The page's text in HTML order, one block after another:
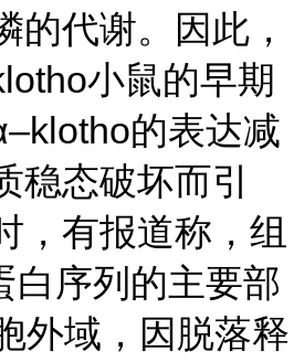
的代谢。因此，
小鼠的早期
的表达减
稳态破坏而引
，有报道称，组
白序列的主要部
外域，因脱落释